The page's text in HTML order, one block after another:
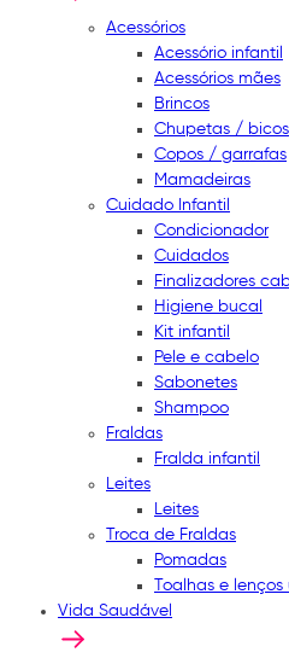
Acessórios
Acessório infantil
Acessórios mães
Brincos
Chupetas / bicos
Copos / garrafas
Mamadeiras
Cuidado Infantil
Condicionador
Cuidados
Finalizadores
Higiene bucal
Kit infantil
Pele e cabelo
Sabonetes
Shampoo
Fraldas
Fralda infantil
Leites
Leites
Troca de Fraldas
Pomadas
Toalhas e
Vida Saudável